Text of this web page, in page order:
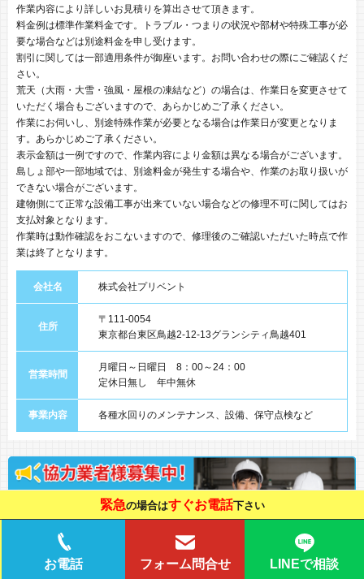
作業内容により詳しいお見積りを算出させて頂きます。
料金例は標準作業料金です。トラブル・つまりの状況や部材や特殊工事が必
要な場合などは別途料金を申し受けます。
割引に関しては一部適用条件が御座います。お問い合わせの際にご確認くだ
さい。
荒天（大雨・大雪・強風・屋根の凍結など）の場合は、作業日を変更させて
いただく場合もございますので、あらかじめご了承ください。
作業にお伺いし、別途特殊作業が必要となる場合は作業日が変更となりま
す。あらかじめご了承ください。
表示金額は一例ですので、作業内容により金額は異なる場合がございます。
島しょ部や一部地域では、別途料金が発生する場合や、作業のお取り扱いが
できない場合がございます。
建物側にて正常な設備工事が出来ていない場合などの修理不可に関してはお
支払対象となります。
作業時は動作確認をおこないますので、修理後のご確認いただいた時点で作
業は終了となります。
会社名 株式会社プリベント
住所
〒111-0054
東京都台東区鳥越2-12-13グランシティ鳥越401
営業時間
月曜日～日曜日 8：00～24：00
定休日無し 年中無休
事業内容 各種水回りのメンテナンス、設備、保守点検など
緊急の場合はすぐお電話下さい
お電話 フォーム問合せ LINEで相談